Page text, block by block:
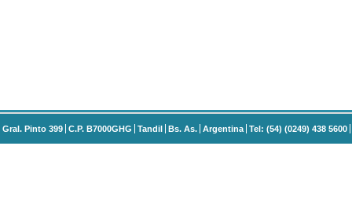
Gral. Pinto 399 C.P. B7000GHG Tandil Bs. As. Argentina Tel: (54) (0249) 438 5600